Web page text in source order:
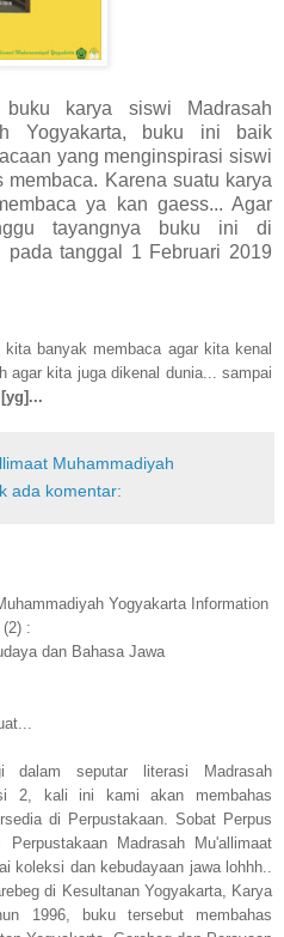
karya siswi Madrasah
Yogyakarta, buku ini baik
yang menginspirasi siswi
membaca. Karena suatu karya
ya kan gaess... Agar
tayangnya buku ini di
pada tanggal 1 Februari 2019
banyak membaca agar kita kenal
agar kita juga dikenal dunia... sampai
Muhammadiyah
ada komentar:
Yogyakarta Information
(2) :
dan Bahasa Jawa
dalam seputar literasi Madrasah
2, kali ini kami akan membahas
di Perpustakaan. Sobat Perpus
Madrasah Mu'allimaat
koleksi dan kebudayaan jawa lohhh..
di Kesultanan Yogyakarta, Karya
1996, buku tersebut membahas